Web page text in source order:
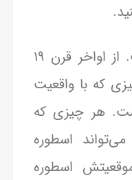
یک اصطلاح است. از اواخر قرن ۱۹
که با واقعیت
هر چیزی که
اسطوره
اسطوره